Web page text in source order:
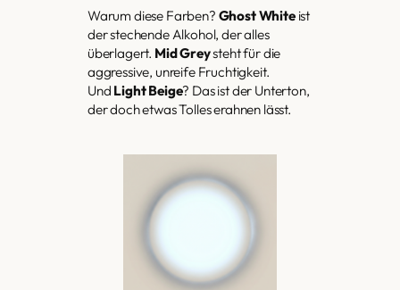
Warum diese Farben? Ghost Whiteist
der stechende Alkohol, der alles
überlagert. Mid Greysteht für die
aggressive, unreife Fruchtigkeit.
Und Light Beige? Das ist der Unterton,
der doch etwas Tolles erahnen lässt.